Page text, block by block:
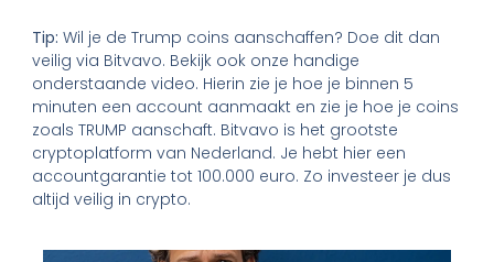
Tip: Wil je de Trump coins aanschaffen? Doe dit dan
veilig via Bitvavo. Bekijk ook onze handige
onderstaande video. Hierin zie je hoe je binnen 5
minuten een account aanmaakt en zie je hoe je coins
zoals TRUMP aanschaft. Bitvavo is het grootste
cryptoplatform van Nederland. Je hebt hier een
accountgarantie tot 100.000 euro. Zo investeer je dus
altijd veilig in crypto.